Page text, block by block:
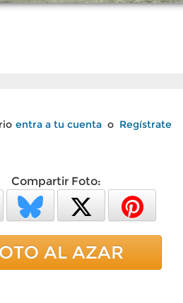
entra a tu cuenta o Regístrate
Compartir Foto:
AL AZAR